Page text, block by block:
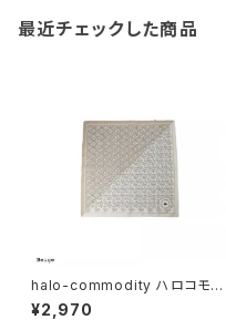
最近チェックした商品
halo-commodity ハロコモデ
ィティ雷鳥 Bandanna / Beige
¥2,970